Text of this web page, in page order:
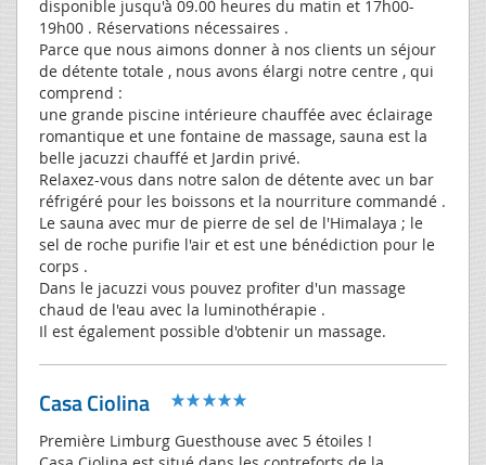
disponible jusqu'à 09.00 heures du matin et 17h00-
19h00 . Réservations nécessaires .
Parce que nous aimons donner à nos clients un séjour
de détente totale , nous avons élargi notre centre , qui
comprend :
une grande piscine intérieure chauffée avec éclairage
romantique et une fontaine de massage, sauna est la
belle jacuzzi chauffé et Jardin privé.
Relaxez-vous dans notre salon de détente avec un bar
réfrigéré pour les boissons et la nourriture commandé .
Le sauna avec mur de pierre de sel de l'Himalaya ; le
sel de roche purifie l'air et est une bénédiction pour le
corps .
Dans le jacuzzi vous pouvez profiter d'un massage
chaud de l'eau avec la luminothérapie .
Il est également possible d'obtenir un massage.
Casa Ciolina
Première Limburg Guesthouse avec 5 étoiles !